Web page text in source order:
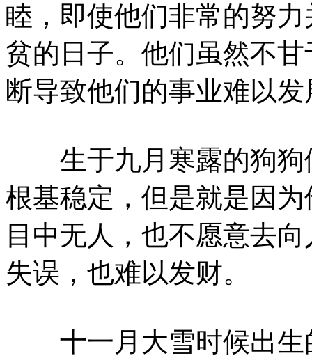
睦，即使他们非常的努
贫的日子。他们虽然不
断导致他们的事业难以发
生于九月寒露的狗狗
根基稳定，但是就是因
目中无人，也不愿意去
失误，也难以发财。
十一月大雪时候出生